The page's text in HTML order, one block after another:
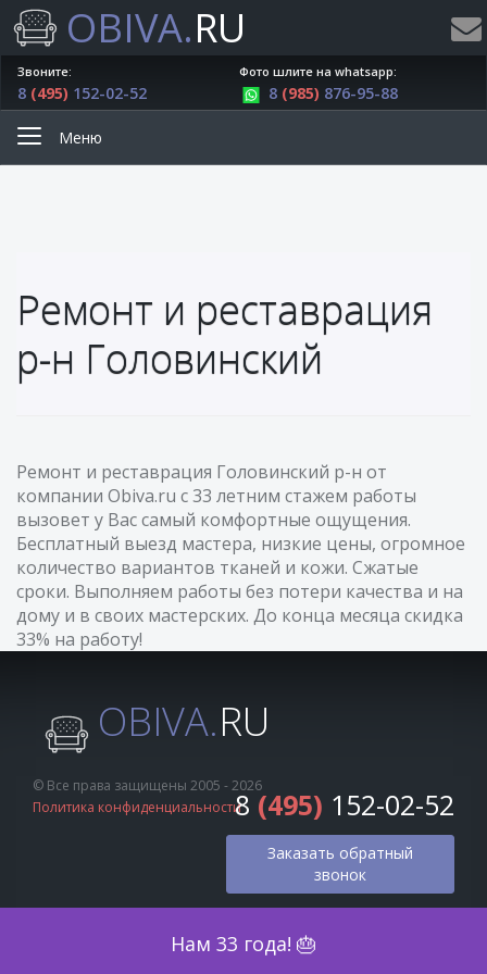
OBIVA.RU
Нам 33 года! 🎂
Звоните:
8 (495) 152-02-52
Фото шлите на whatsapp:
8 (985) 876-95-88
Меню
Ремонт и реставрация
р-н Головинский
Ремонт и реставрация Головинский р-н от
компании Obiva.ru с 33 летним стажем работы
вызовет у Вас самый комфортные ощущения.
Бесплатный выезд мастера, низкие цены, огромное
количество вариантов тканей и кожи. Сжатые
сроки. Выполняем работы без потери качества и на
дому и в своих мастерских. До конца месяца скидка
33% на работу!
OBIVA.RU
© Все права защищены 2005 - 2026
Политика конфиденциальности8 (495) 152-02-52
Заказать обратный
звонок